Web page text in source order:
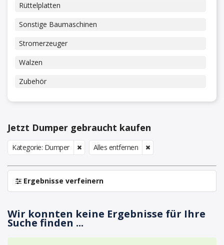
Rüttelplatten
Sonstige Baumaschinen
Stromerzeuger
Walzen
Zubehör
Jetzt Dumper gebraucht kaufen
Kategorie: Dumper Alles entfernen
Ergebnisse verfeinern
Wir konnten keine Ergebnisse für Ihre
Suche finden ...